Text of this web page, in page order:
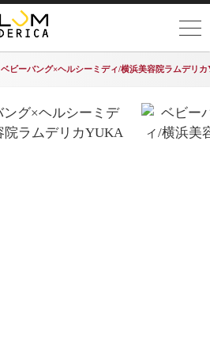
ベビーバング×ヘルシーミディ/横浜美容院ラムデリ